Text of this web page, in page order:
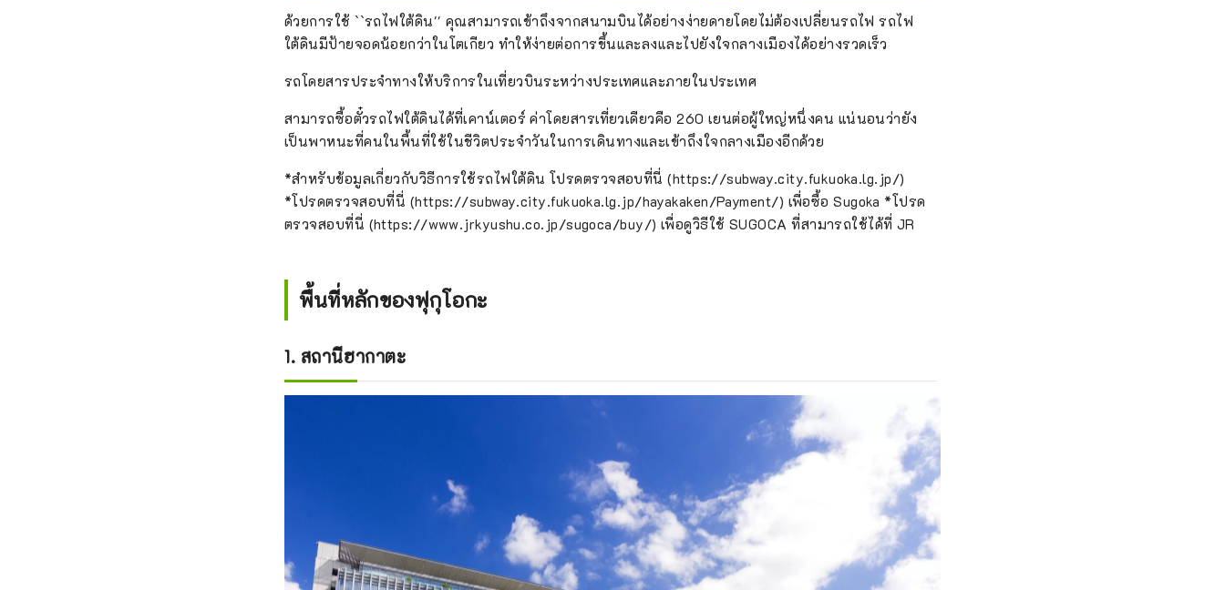
ด้วยการใช้ ``รถไฟใต้ดิน'' คุณสามารถเข้าถึงจากสนามบินได้อย่างง่ายดายโดยไม่ต้องเปลี่ยนรถไฟ รถไฟ
ใต้ดินมีป้ายจอดน้อยกว่าในโตเกียว ทำให้ง่ายต่อการขึ้นและลงและไปยังใจกลางเมืองได้อย่างรวดเร็ว
รถโดยสารประจำทางให้บริการในเที่ยวบินระหว่างประเทศและภายในประเทศ
สามารถซื้อตั๋วรถไฟใต้ดินได้ที่เคาน์เตอร์ ค่าโดยสารเที่ยวเดียวคือ 260 เยนต่อผู้ใหญ่หนึ่งคน แน่นอนว่ายัง
เป็นพาหนะที่คนในพื้นที่ใช้ในชีวิตประจำวันในการเดินทางและเข้าถึงใจกลางเมืองอีกด้วย
*สำหรับข้อมูลเกี่ยวกับวิธีการใช้รถไฟใต้ดิน โปรดตรวจสอบที่นี่ (https://subway.city.fukuoka.lg.jp/)
*โปรดตรวจสอบที่นี่ (https://subway.city.fukuoka.lg.jp/hayakaken/Payment/) เพื่อซื้อ Sugoka *โปรด
ตรวจสอบที่นี่ (https://www.jrkyushu.co.jp/sugoca/buy/) เพื่อดูวิธีใช้ SUGOCA ที่สามารถใช้ได้ที่ JR
พื้นที่หลักของฟุกุโอกะ
1. สถานีฮากาตะ